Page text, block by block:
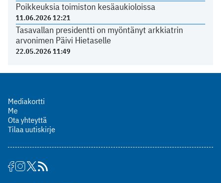
Poikkeuksia toimiston kesäaukioloissa
11.06.2026 12:21
Tasavallan presidentti on myöntänyt arkkiatrin
arvonimen Päivi Hietaselle
22.05.2026 11:49
Mediakortti
Me
Ota yhteyttä
Tilaa uutiskirje